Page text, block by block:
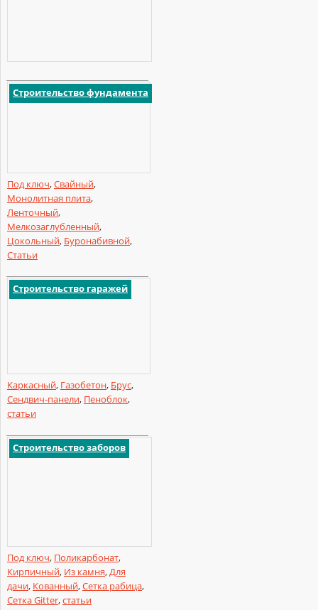
Строительство фундамента
Под ключ,Свайный,
Монолитная плита,
Ленточный,
Мелкозаглубленный,
Цокольный, Буронабивной,
Статьи
Строительство гаражей
Каркасный, Газобетон, Брус,
Сендвич-панели, Пеноблок,
статьи
Строительство заборов
Под ключ, Поликарбонат,
Кирпичный, Из камня,Для
дачи, Кованный,Сетка рабица,
Сетка Gitter,статьи